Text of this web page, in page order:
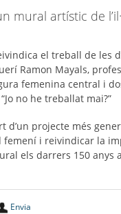
mural artístic de
el treball de
Ramon Mayals,
femenina central i
no he treballat mai?”
d’un projecte més
i reivindicar la
els darrers 150 anys
Envia